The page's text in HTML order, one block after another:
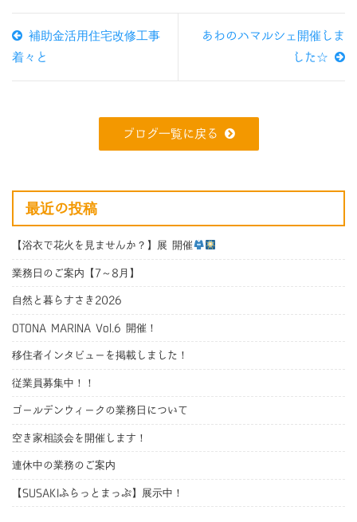
補助金活用住宅改修工事
着々と
あわのハマルシェ開催しま
した☆
ブログ一覧に戻る
最近の投稿
【浴衣で花火を見ませんか？】展 開催
業務日のご案内【7～8月】
自然と暮らすさき2026
OTONA MARINA Vol.6 開催！
移住者インタビューを掲載しました！
従業員募集中！！
ゴールデンウィークの業務日について
空き家相談会を開催します！
連休中の業務のご案内
【SUSAKIふらっとまっぷ】展示中！